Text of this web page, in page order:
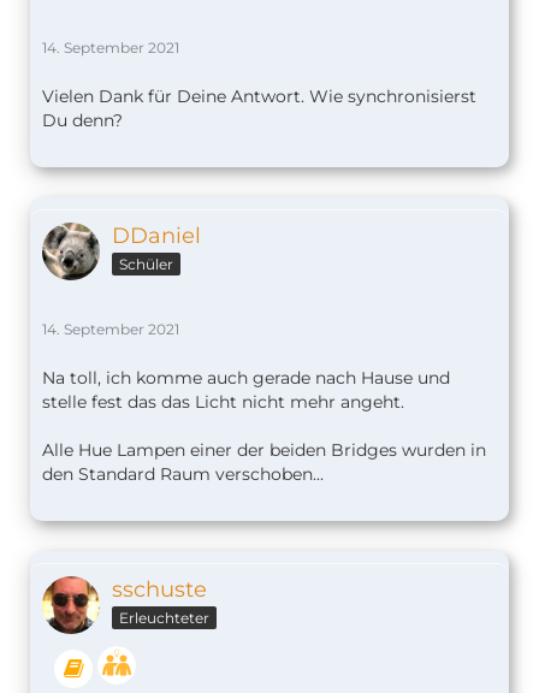
14. September 2021
Vielen Dank für Deine Antwort. Wie synchronisierst
Du denn?
DDaniel
Schüler
14. September 2021
Na toll, ich komme auch gerade nach Hause und
stelle fest das das Licht nicht mehr angeht.
Alle Hue Lampen einer der beiden Bridges wurden in
den Standard Raum verschoben...
sschuste
Erleuchteter